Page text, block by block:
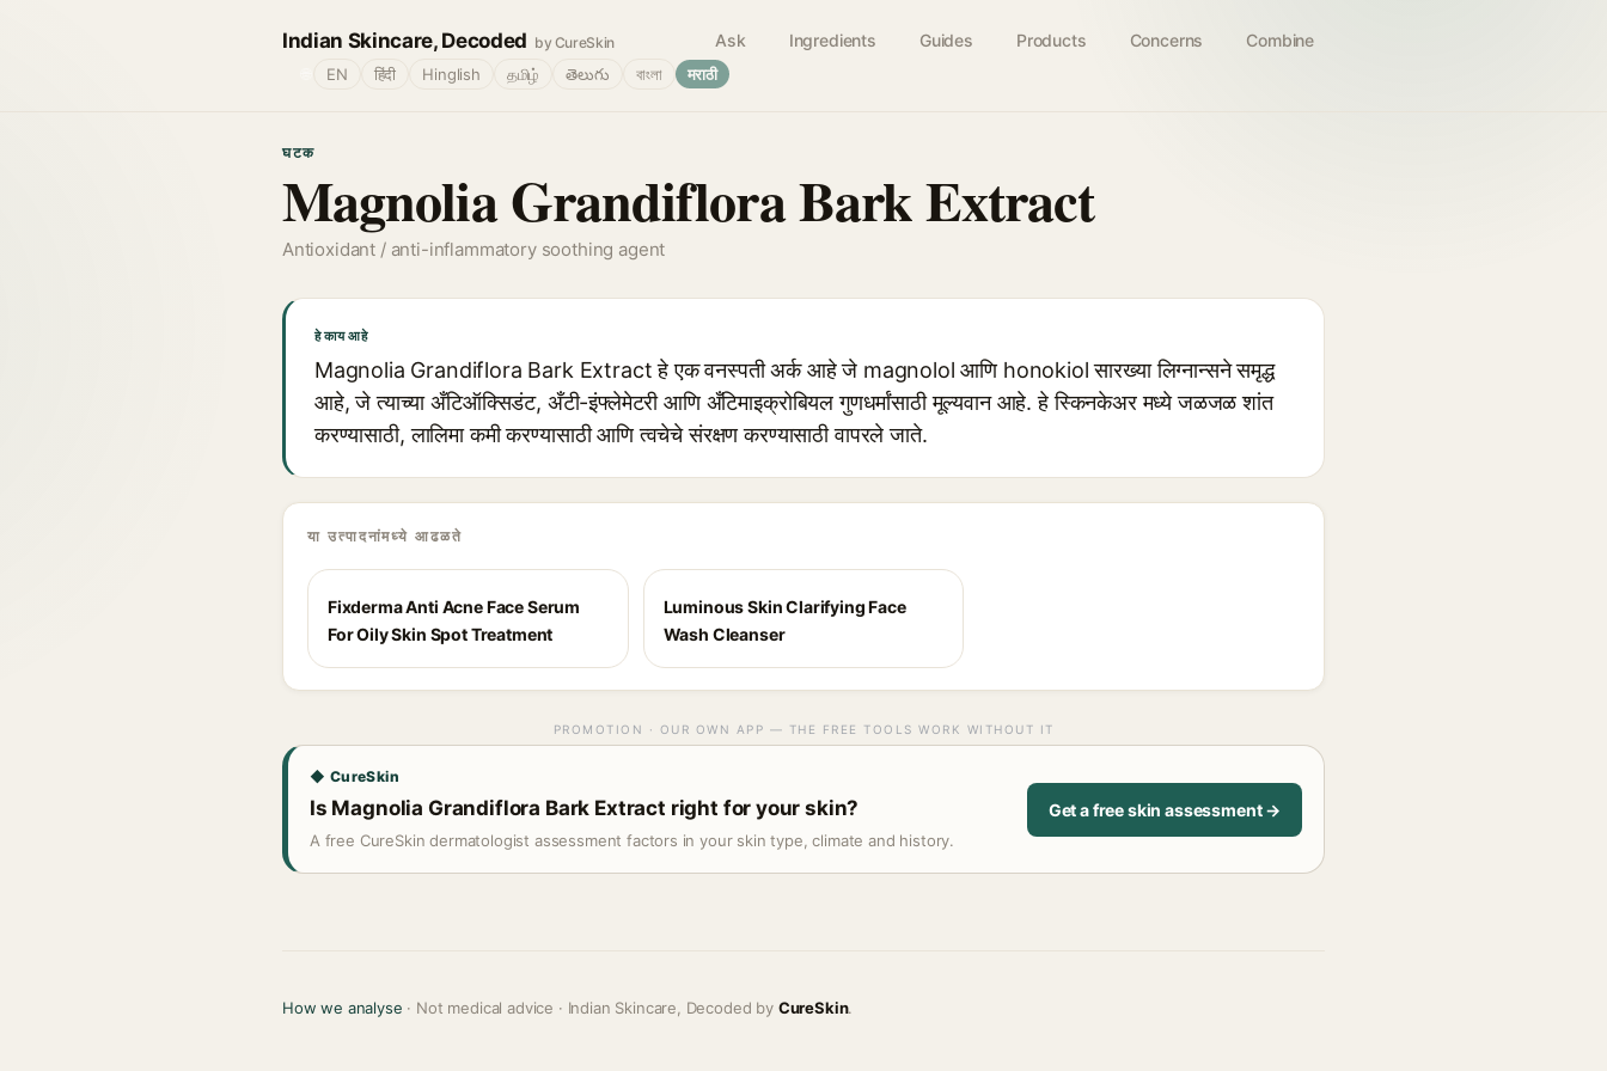
Indian Skincare, Decoded by CureSkin Ask Ingredients Guides Products Concerns Combine
EN हिंदी Hinglish தமிழ் తెలుగు বাংলা मराठी
घटक
Magnolia Grandiflora Bark Extract
Antioxidant / anti-inflammatory soothing agent
हे काय आहे
Magnolia Grandiflora Bark Extract हे एक वनस्पती अर्क आहे जे magnolol आणि honokiol सारख्या लिग्नान्सने समृद्ध
आहे, जे त्याच्या अँटिऑक्सिडंट, अँटी-इंफ्लेमेटरी आणि अँटिमाइक्रोबियल गुणधर्मांसाठी मूल्यवान आहे. हे स्किनकेअर मध्ये जळजळ शांत
करण्यासाठी, लालिमा कमी करण्यासाठी आणि त्वचेचे संरक्षण करण्यासाठी वापरले जाते.
या उत्पादनांमध्ये आढळते
Fixderma Anti Acne Face Serum
For Oily Skin Spot Treatment
Luminous Skin Clarifying Face
Wash Cleanser
PROMOTION · OUR OWN APP — THE FREE TOOLS WORK WITHOUT IT
◆ CureSkin
Is Magnolia Grandiflora Bark Extract right for your skin?
A free CureSkin dermatologist assessment factors in your skin type, climate and history.
Get a free skin assessment →
How we analyse · Not medical advice · Indian Skincare, Decoded by CureSkin.